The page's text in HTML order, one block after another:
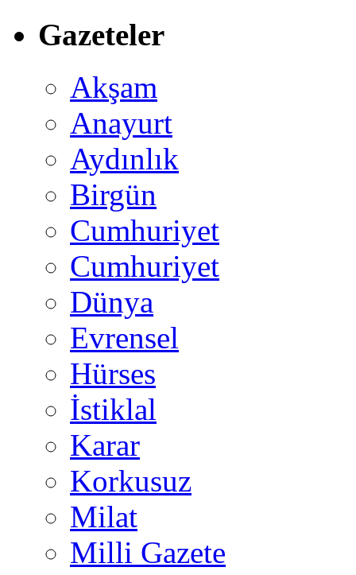
Gazeteler
Akşam
Anayurt
Aydınlık
Birgün
Cumhuriyet
Cumhuriyet
Dünya
Evrensel
Hürses
İstiklal
Karar
Korkusuz
Milat
Milli Gazete